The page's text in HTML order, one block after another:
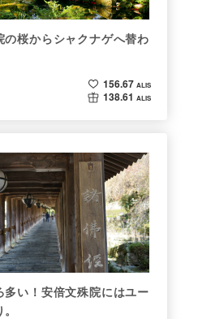
の桜からシャクナゲへ替わ
156.67 ALIS
138.61 ALIS
多い！安倍文殊院にはユー